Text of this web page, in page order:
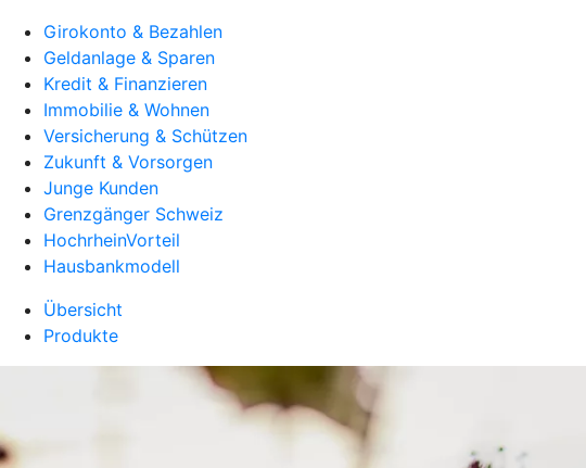
Girokonto & Bezahlen
Geldanlage & Sparen
Kredit & Finanzieren
Immobilie & Wohnen
Versicherung & Schützen
Zukunft & Vorsorgen
Junge Kunden
Grenzgänger Schweiz
HochrheinVorteil
Hausbankmodell
Übersicht
Produkte